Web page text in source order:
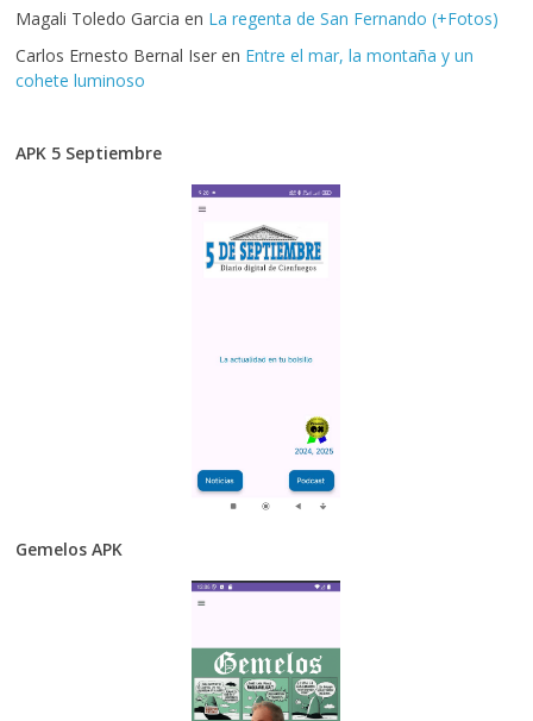
Magali Toledo Garcia en La regenta de San Fernando (+Fotos)
Carlos Ernesto Bernal Iser en Entre el mar, la montaña y un
cohete luminoso
APK 5 Septiembre
Gemelos APK